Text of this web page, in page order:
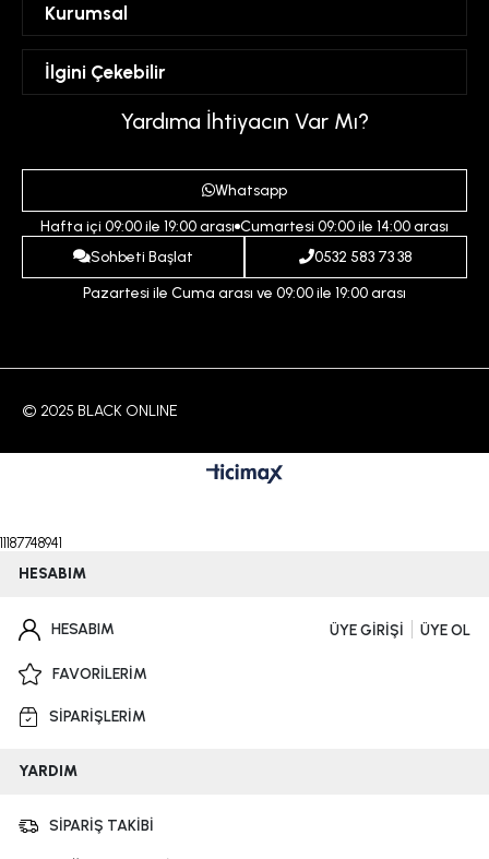
Hesabım
Favorilerim
Kurumsal
Mesafeli Satış Sözleşmesi
Üyelik Sözleşmesi
Gizlilik ve Güvenlik Politikası
Ödeme ve Teslimat Koşulları
İptal ve İade Koşulları
İlgini Çekebilir
İndirim
Yardıma İhtiyacın Var Mı?
Whatsapp
Hafta içi 09:00 ile 19:00 arası Cumartesi 09:00 ile 14:00 arası
Sohbeti Başlat
0532 583 73 38
Pazartesi ile Cuma arası ve 09:00 ile 19:00 arası
© 2025 BLACK ONLINE
11187748941
HESABIM
HESABIM ÜYE GİRİŞİ ÜYE OL
FAVORİLERİM
SİPARİŞLERİM
YARDIM
SİPARİŞ TAKİBİ